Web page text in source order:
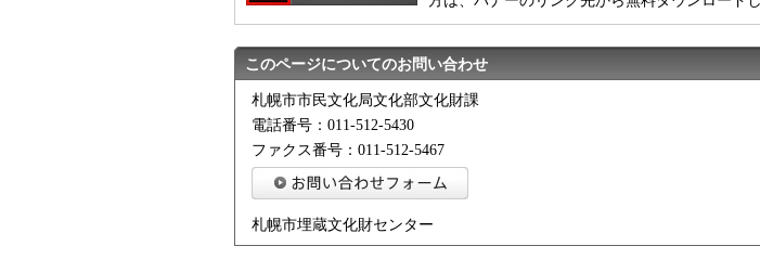
このページについてのお問い合わせ
札幌市市民文化局文化部文化財課
電話番号：011-512-5430
ファクス番号：011-512-5467
札幌市埋蔵文化財センター